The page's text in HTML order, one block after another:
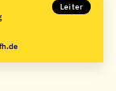
Leiter